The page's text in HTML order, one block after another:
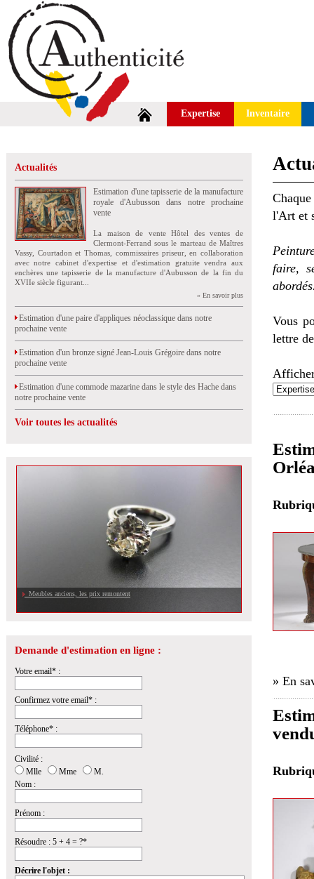
Expertise Inventaire
Actualités
Estimation d'une tapisserie de la manufacture
royale d'Aubusson dans notre prochaine
vente
La maison de vente Hôtel des ventes de
Clermont-Ferrand sous le marteau de Maîtres
Vassy, Courtadon et Thomas, commissaires priseur, en collaboration
avec notre cabinet d'expertise et d'estimation gratuite vendra aux
enchères une tapisserie de la manufacture d'Aubusson de la fin du
XVIIe siècle figurant...
» En savoir plus
Estimation d'une paire d'appliques néoclassique dans notre
prochaine vente
Estimation d'un bronze signé Jean-Louis Grégoire dans notre
prochaine vente
Estimation d'une commode mazarine dans le style des Hache dans
notre prochaine vente
Voir toutes les actualités
Meubles anciens, les prix remontent
Demande d'estimation en ligne :
Votre email* :
Confirmez votre email* :
Téléphone* :
Civilité :
Mlle
Mme
M.
Nom :
Prénom :
Résoudre : 5 + 4 = ?*
Décrire l'objet :
l'Art et
faire,
Vous
lettre
» En